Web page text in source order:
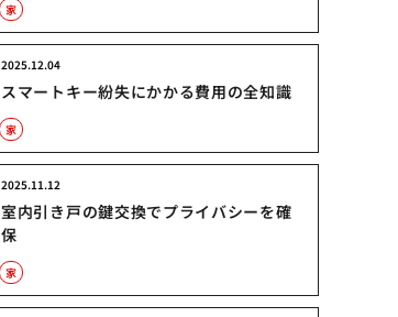
家
スマートキー紛失にかかる費用の全知識
2025.12.04
家
室内引き戸の鍵交換でプライバシーを確
保
2025.11.12
家